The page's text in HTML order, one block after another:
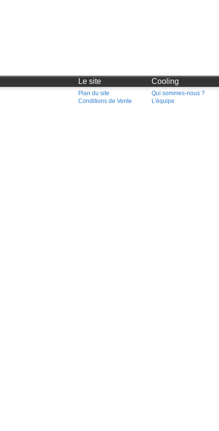
Le site
Plan du site
Conditions de Vente
Cooling
Qui sommes-nous ?
L'équipe